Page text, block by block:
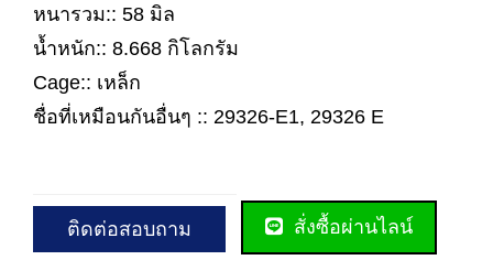
หนารวม:: 58 มิล
น้ำหนัก:: 8.668 กิโลกรัม
Cage:: เหล็ก
ชื่อที่เหมือนกันอื่นๆ :: 29326-E1, 29326 E
ติดต่อสอบถาม สั่งซื้อผ่านไลน์